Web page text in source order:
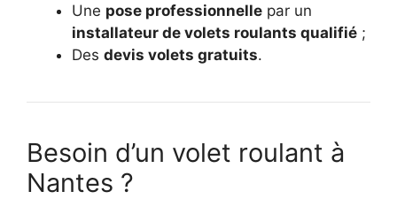
Une pose professionnelle par un
installateur de volets roulants qualifié ;
Des devis volets gratuits.
Besoin d’un volet roulant à
Nantes ?